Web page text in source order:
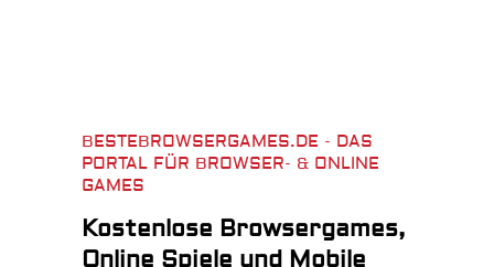
BESTEBROWSERGAMES.DE - DAS
PORTAL FÜR BROWSER- & ONLINE
GAMES
Kostenlose Browsergames,
Online Spiele und Mobile